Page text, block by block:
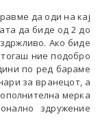
да оди на кај
да биде од 2 до
Ако биде
ние подобро
по ред бараме
за вранецот, а
мерка
здружение